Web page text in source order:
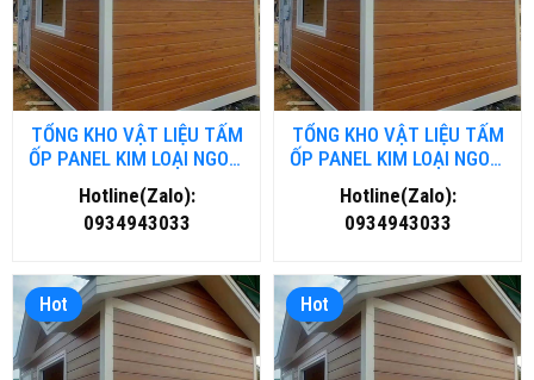
TỔNG KHO VẬT LIỆU TẤM
ỐP PANEL KIM LOẠI NGOÀI
TRỜI TẠI THANH HOÁ
Hotline(Zalo):
0934943033
TỔNG KHO VẬT LIỆU TẤM
ỐP PANEL KIM LOẠI NGOÀI
TRỜI TẠI ĐÀ NĂNG
Hotline(Zalo):
0934943033
Hot Hot